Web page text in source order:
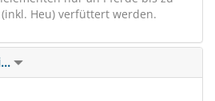
Heu) verfüttert werden.